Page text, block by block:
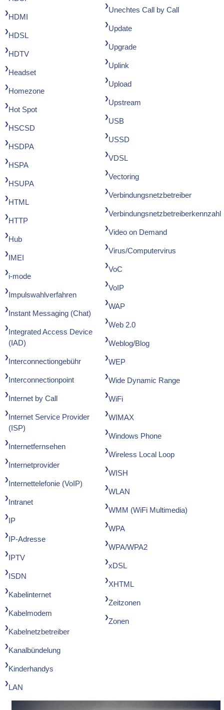
HDMI
HDSL
HDTV
Headset
Homezone
Hot Spot
HSCSD
HSDPA
HSPA
HSUPA
HTML
HTTP
Hub
IMEI
i-mode
Impulswahlverfahren
Instant Messaging (Chat)
Integrated Access Device
(IAD)
Interconnectiongebühr
Interconnectionpoint
Internet by Call
Internet Service Provider
(ISP)
Internetfernsehen
Internetprovider
Internettelefonie (VoIP)
Intranet
IP
IP-Adresse
IPTV
ISDN
Kabelinternet
Kabelmodem
Kabelnetzbetreiber
Kanalbündelung
Kinderhandys
LAN
Unechtes Call by Call
Update
Upgrade
Uplink
Upload
Upstream
USB
USSD
VDSL
Vectoring
Verbindungsnetzbetreiber
Verbindungsnetzbetreiberkennzahl
Video on Demand
Virus/Computervirus
VoC
VoIP
WAP
Web 2.0
Weblog/Blog
WEP
Wide Dynamic Range
WiFi
WIMAX
Windows Phone
Wireless Local Loop
WISH
WLAN
WMM (WiFi Multimedia)
WPA
WPA/WPA2
xDSL
XHTML
Zeitzonen
Zonen